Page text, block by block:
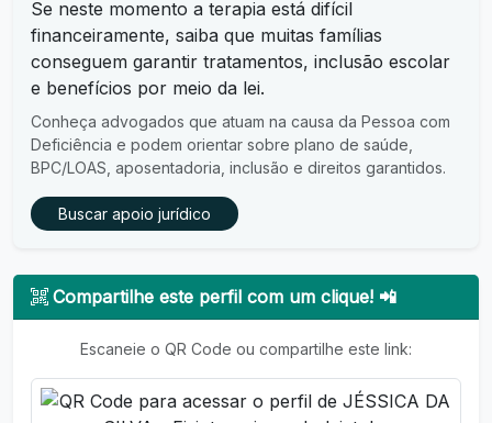
Se neste momento a terapia está difícil
financeiramente, saiba que muitas famílias
conseguem garantir tratamentos, inclusão escolar
e benefícios por meio da lei.
Conheça advogados que atuam na causa da Pessoa com
Deficiência e podem orientar sobre plano de saúde,
BPC/LOAS, aposentadoria, inclusão e direitos garantidos.
Buscar apoio jurídico
Compartilhe este perfil com um clique! 📲
Escaneie o QR Code ou compartilhe este link: